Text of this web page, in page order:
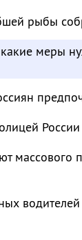
рыбы
какие меры
массового